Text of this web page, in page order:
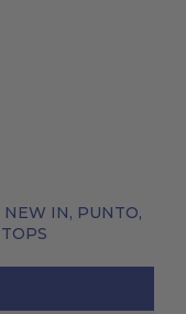
NEW IN, PUNTO,
TOPS